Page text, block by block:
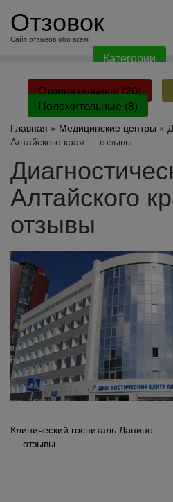
содержанию
Отзовок
Сайт отзывов обо всём
Категории
Отрицательные (20)
Положительные (8)
Главная » Медицинские центры »
Алтайского края — отзывы
Алтайского
отзывы
Навигация
по
Клинический госпиталь Лапино
— отзывы